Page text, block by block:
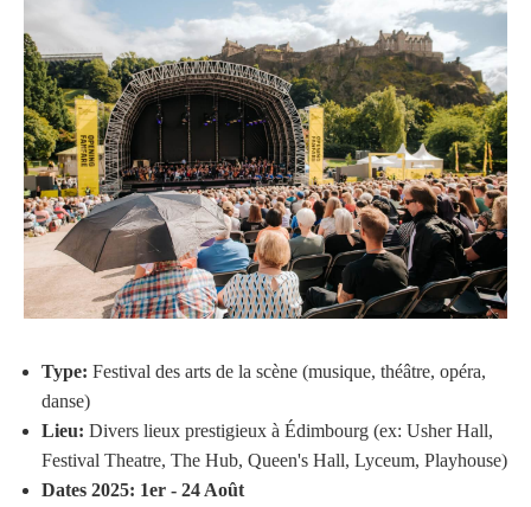
Type: Festival des arts de la scène (musique, théâtre, opéra,
danse)
Lieu: Divers lieux prestigieux à Édimbourg (ex: Usher Hall,
Festival Theatre, The Hub, Queen's Hall, Lyceum, Playhouse)
Dates 2025: 1er - 24 Août